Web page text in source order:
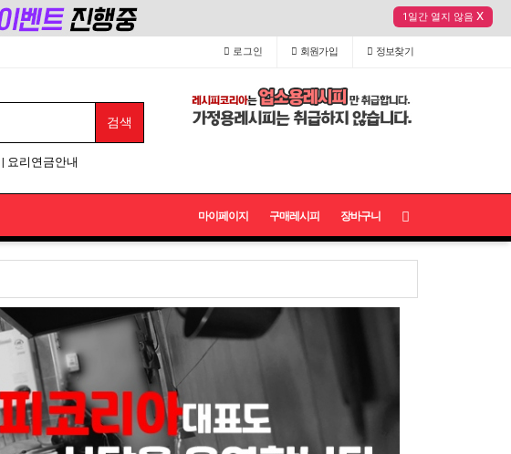
1일간 열지 않음 X
로그인 회원가입 정보찾기
| 요리연금안내
마이페이지 구매레시피 장바구니